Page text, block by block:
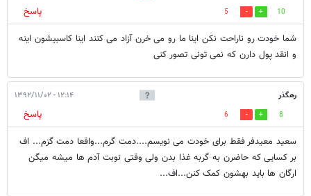
10
5
پاسخ
شما خودت رو ناراحت نکن اینا ما رو می خرن آزاد می کنند اینا کاسبیشون اینه
و انقد پول دارن که نمی تونی تصور کنی
رهگذر ۱۲:۱۴ - ۱۳۹۲/۱۱/۰۲
8
6
پاسخ
سعید معیدفر فقط برای خودت می نویسم....دمت گرم...واقعا دمت گزم... اف
بر کسایی که حاضرن به گربه غذا بدن ولی وقتی نوبت آدم ها میشه میگن
ارگان ها باید بهشون کمک کنن...اف...